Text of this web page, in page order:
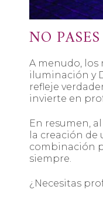
NO
A menudo,
iluminación y
refleje
invierte en
En resumen,
la creación de
combinación
siempre.
¿Necesitas